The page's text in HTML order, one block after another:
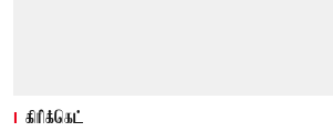
கிரிக்கெட்